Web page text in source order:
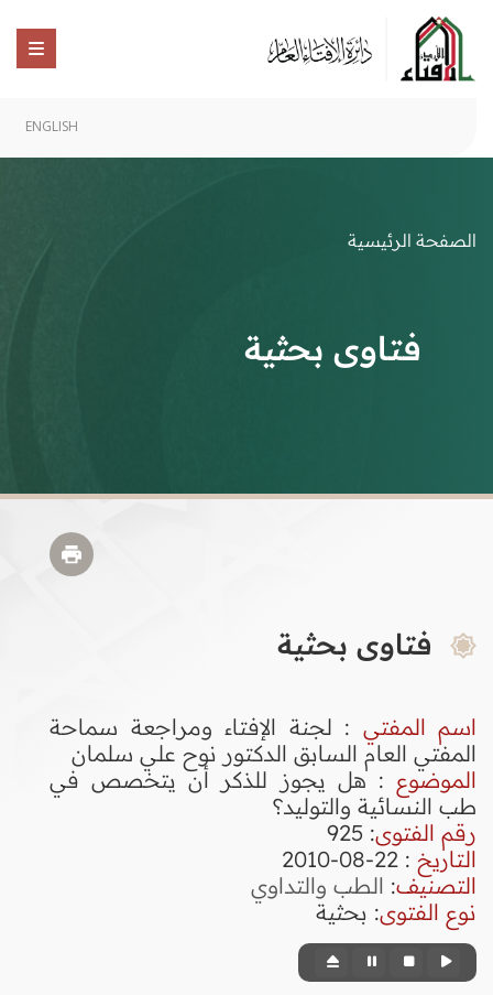
ENGLISH
الصفحة الرئيسية
فتاوى بحثية
فتاوى بحثية
اسم المفتي : لجنة الإفتاء ومراجعة سماحة
المفتي العام السابق الدكتور نوح علي سلمان
الموضوع : هل يجوز للذكر أن يتخصص في
طب النسائية والتوليد؟
رقم الفتوى:
925
التاريخ : 22-08-2010
التصنيف: الطب والتداوي
نوع الفتوى: بحثية